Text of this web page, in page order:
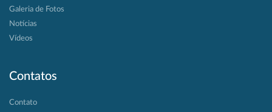
Galeria de Fotos
Notícias
Vídeos
Contatos
Contato